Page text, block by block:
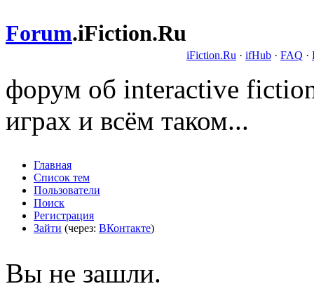
Forum.iFiction.Ru
iFiction.Ru · ifHub · FAQ ·
форум об interactive
играх и всём таком...
Главная
Список тем
Пользователи
Поиск
Регистрация
Зайти (через: ВКонтакте)
Вы не зашли.